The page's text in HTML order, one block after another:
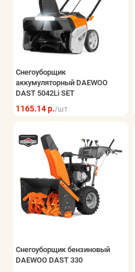
Снегоуборщик
аккумуляторный DAEWOO
DAST 5042Li SET
1165.14 р./шт
Снегоуборщик бензиновый
DAEWOO DAST 330